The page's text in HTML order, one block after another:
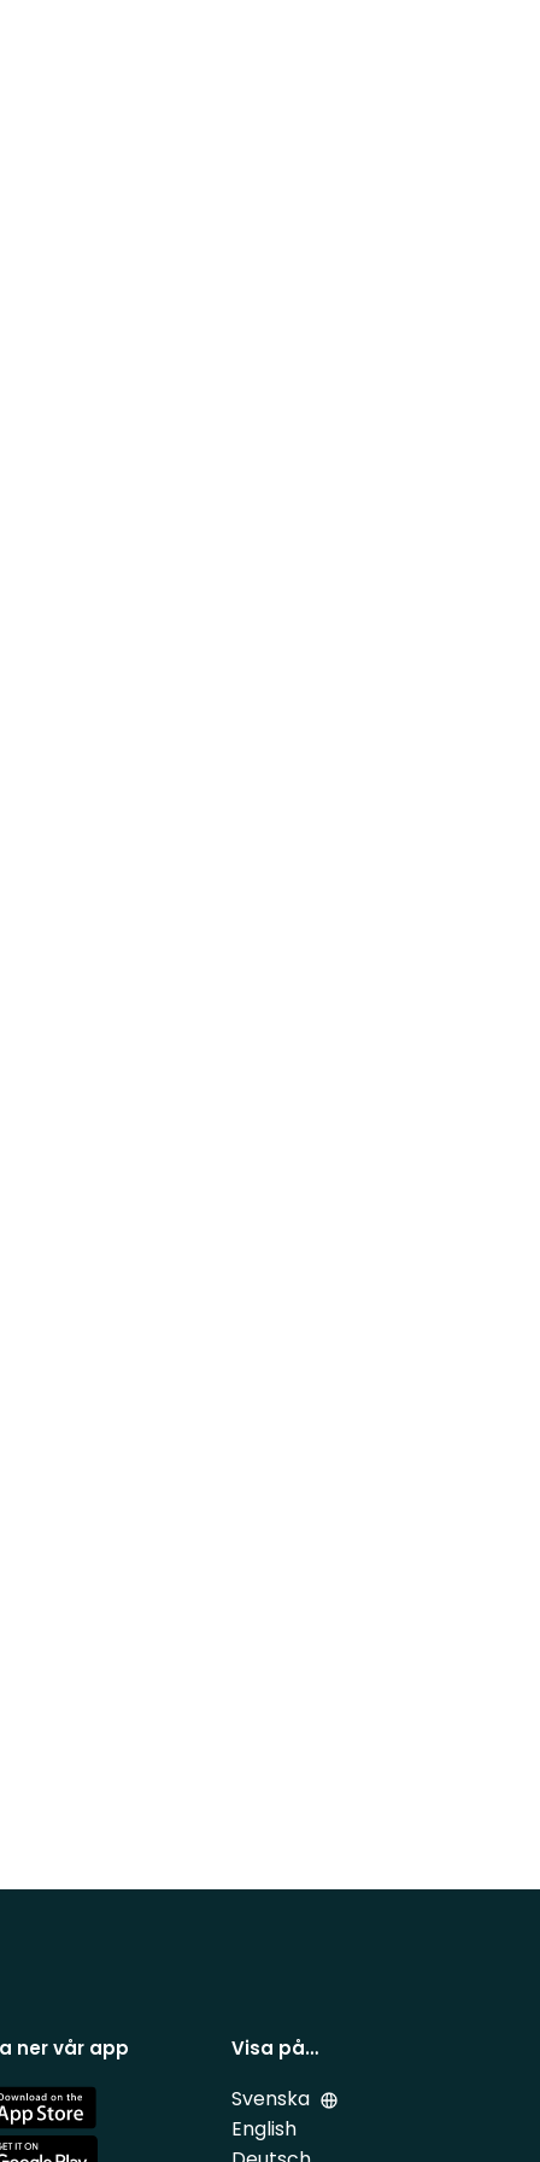
ner vår app Visa på…
Svenska
English